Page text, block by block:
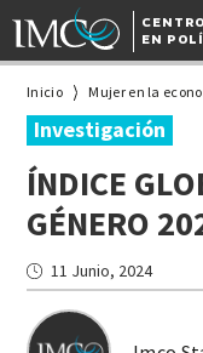
EN
Inicio Mujer en la
Investigación
ÍNDICE
GÉNERO
11 Junio, 2024